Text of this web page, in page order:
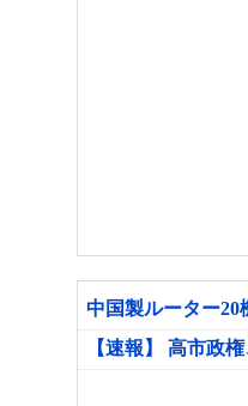
中国製ルーター20
【速報】 高市政